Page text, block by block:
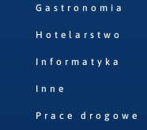
Gastronomia
Hotelarstwo
Informatyka
Inne
Prace drogowe